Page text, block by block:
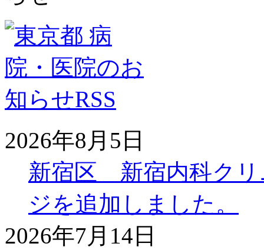
2026年8月5日
新宿区 新宿内科クリ
ジを追加しました。
2026年7月14日